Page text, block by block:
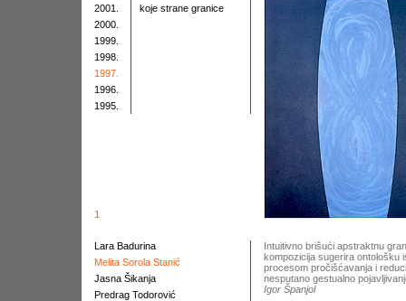
2001.
2000.
1999.
1998.
1997.
1996.
1995.
koje strane granice
1
Lara Badurina
Melita Sorola Stanić
Jasna Šikanja
Predrag Todorović
Intuitivno brišući apstraktnu
kompozicija sugerira ontološku
procesom pročišćavanja i
nesputano gestualno
Igor Španjol